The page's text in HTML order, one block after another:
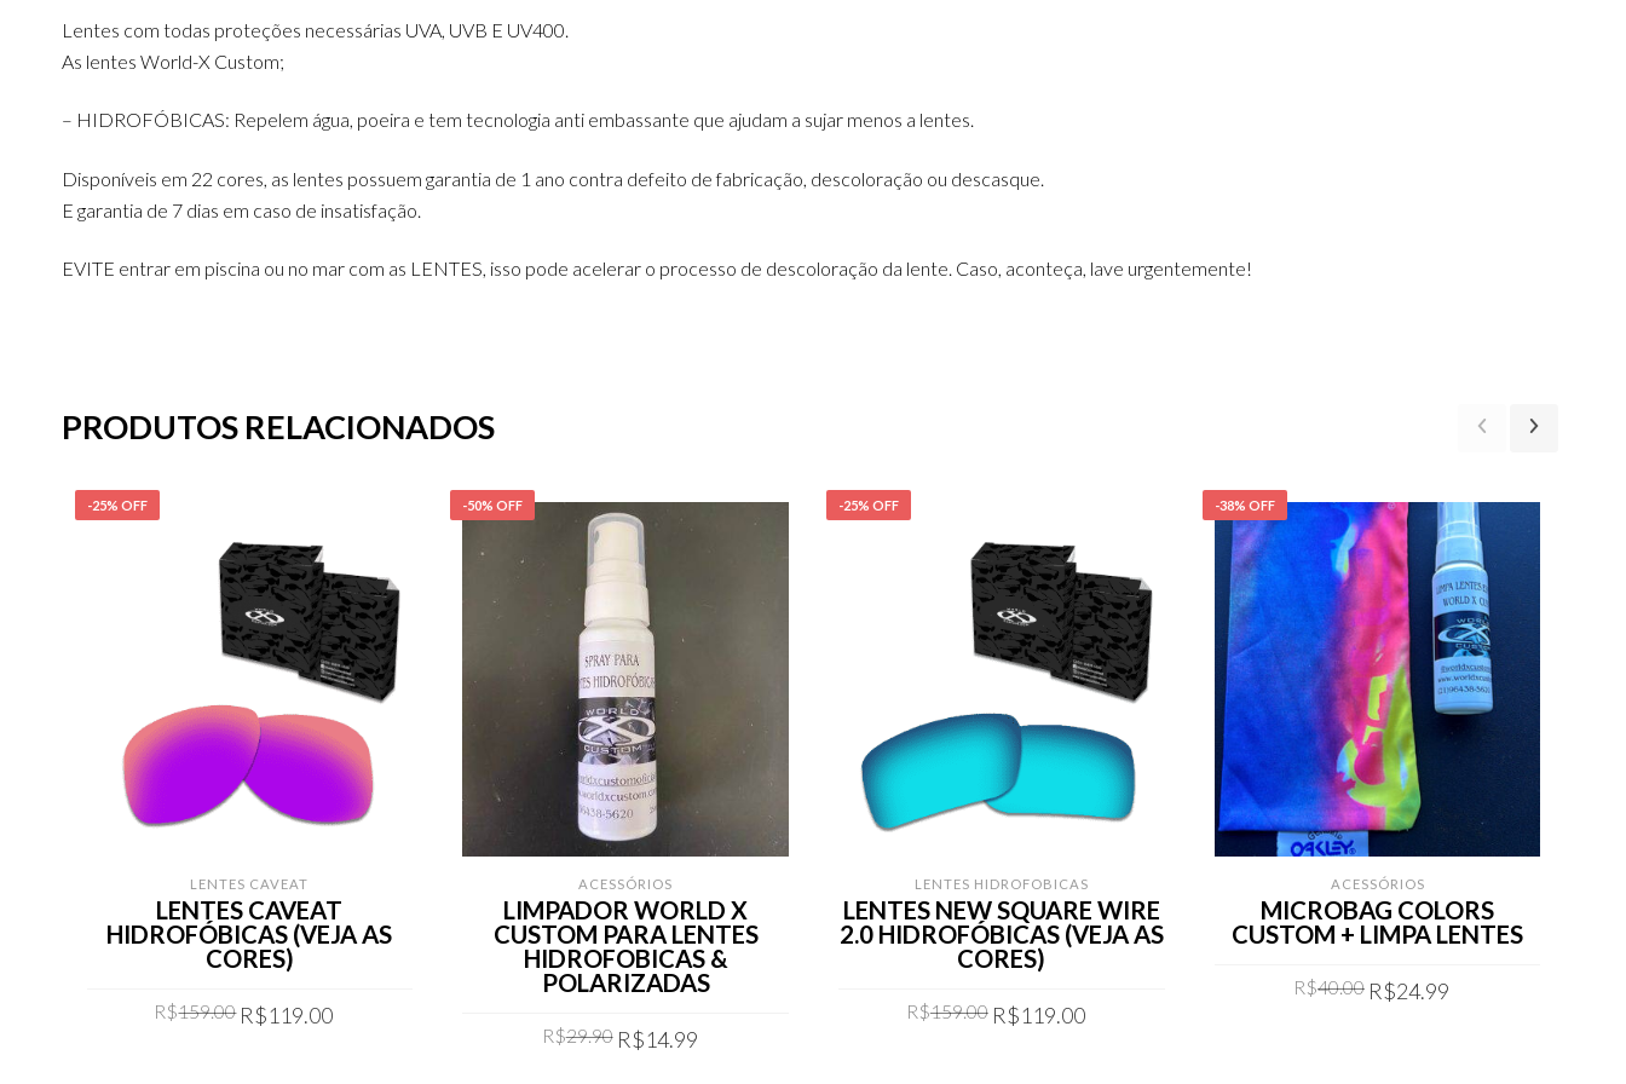
Lentes com todas proteções necessárias UVA, UVB E UV400.
As lentes World-X Custom;
– HIDROFÓBICAS: Repelem água, poeira e tem tecnologia anti embassante que ajudam a sujar menos a lentes.
Disponíveis em 22 cores, as lentes possuem garantia de 1 ano contra defeito de fabricação, descoloração ou descasque.
E garantia de 7 dias em caso de insatisfação.
EVITE entrar em piscina ou no mar com as LENTES, isso pode acelerar o processo de descoloração da lente. Caso, aconteça, lave urgentemente!
PRODUTOS RELACIONADOS
-25% OFF
LENTES CAVEAT
LENTES CAVEAT
HIDROFÓBICAS (VEJA AS
CORES)
R$159.00 Original
R$119.00
-50% OFF
ACESSÓRIOS
LIMPADOR WORLD X
CUSTOM PARA LENTES
HIDROFOBICAS &
POLARIZADAS
R$29.90 Original
R$14.99
-25% OFF
LENTES HIDROFOBICAS
LENTES NEW SQUARE WIRE
2.0 HIDROFÓBICAS (VEJA AS
CORES)
R$159.00 Original
R$119.00
-38% OFF
ACESSÓRIOS
MICROBAG COLORS
CUSTOM + LIMPA LENTES
R$40.00 Original
R$24.99